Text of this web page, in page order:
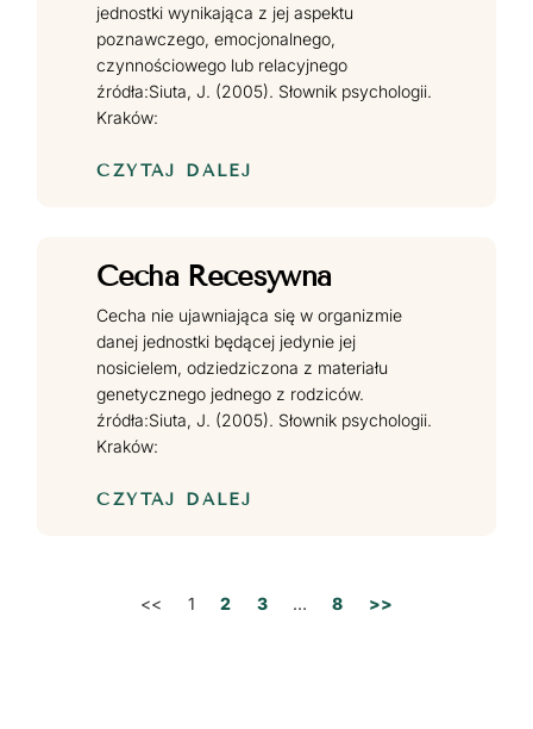
jednostki wynikająca z jej aspektu
poznawczego, emocjonalnego,
czynnościowego lub relacyjnego
źródła:Siuta, J. (2005). Słownik psychologii.
Kraków:
CZYTAJ DALEJ
Cecha Recesywna
Cecha nie ujawniająca się w organizmie
danej jednostki będącej jedynie jej
nosicielem, odziedziczona z materiału
genetycznego jednego z rodziców.
źródła:Siuta, J. (2005). Słownik psychologii.
Kraków:
CZYTAJ DALEJ
<< 1 2 3 … 8 >>